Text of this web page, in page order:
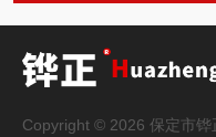
Copyright © 2026 保定市